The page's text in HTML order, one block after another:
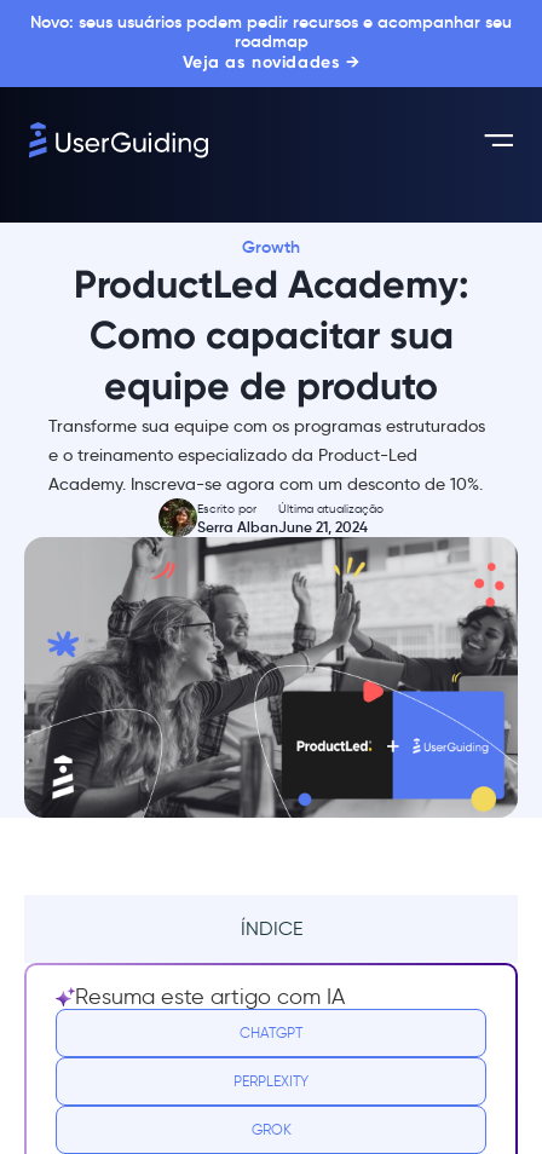
Novo: seus usuários podem pedir recursos e acompanhar seu
roadmap
Veja as novidades →
Growth
ProductLed Academy:
Como capacitar sua
equipe de produto
Transforme sua equipe com os programas estruturados
e o treinamento especializado da Product-Led
Academy. Inscreva-se agora com um desconto de 10%.
Escrito por
Serra Alban
Última atualização
June 21, 2024
ÍNDICE
O que é a ProductLed Academy?
Você precisa desse treinamento?
9 componentes do sistema ProductLed que
Resuma este artigo com IA
CHATGPT
PERPLEXITY
GROK